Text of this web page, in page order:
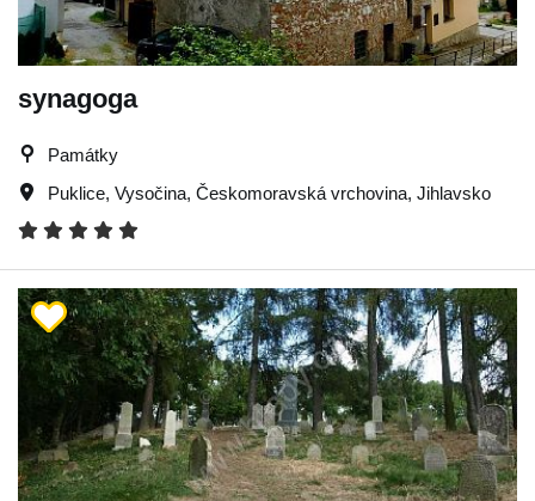
synagoga
Památky
Puklice, Vysočina, Českomoravská vrchovina, Jihlavsko